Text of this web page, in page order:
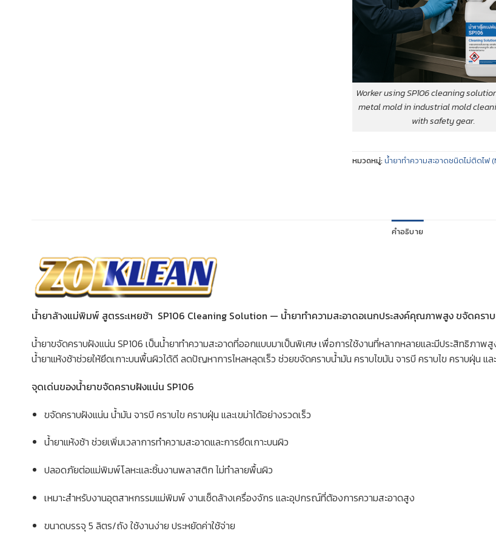
Worker using SP106 cleaning
metal mold in industrial mold
with safety gear.
หมวดหมู่:น้ำยาทำความสะอาดชนิดไม่ติดไฟ
คำอธิบาย
น้ำยาล้างแม่พิมพ์ สูตรระเหยช้า SP106 Cleaning Solution — น้ำยาทำความสะอาดอเนกประสงค์คุณภาพสูง ขจัดครา
น้ำยาขจัดคราบฝังแน่น SP106 เป็นน้ำยาทำความสะอาดที่ออกแบบมาเป็นพิเศษ เพื่อการใช้งานที่หลากหลายและมีประสิทธิ
น้ำยาแห้งช้าช่วยให้ยึดเกาะบนพื้นผิวได้ดี ลดปัญหาการไหลหลุดเร็ว ช่วยขจัดคราบน้ำมัน คราบไขมัน จารบี คราบไข คราบฝุ่น
จุดเด่นของน้ำยาขจัดคราบฝังแน่น SP106
ขจัดคราบฝังแน่น น้ำมัน จารบี คราบไข คราบฝุ่น และเขม่าได้อย่างรวดเร็ว
น้ำยาแห้งช้า ช่วยเพิ่มเวลาการทำความสะอาดและการยึดเกาะบนผิว
ปลอดภัยต่อแม่พิมพ์โลหะและชิ้นงานพลาสติก ไม่ทำลายพื้นผิว
เหมาะสำหรับงานอุตสาหกรรมแม่พิมพ์ งานเช็ดล้างเครื่องจักร และอุปกรณ์ที่ต้องการความสะอาดสูง
ขนาดบรรจุ 5 ลิตร/ถัง ใช้งานง่าย ประหยัดค่าใช้จ่าย